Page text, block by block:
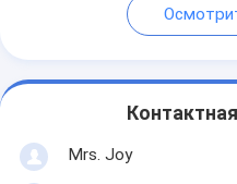
Mrs. Joy